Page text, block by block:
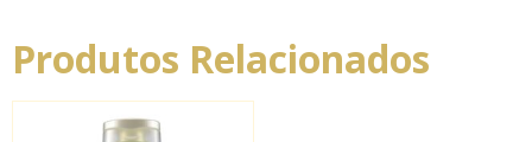
Produtos Relacionados